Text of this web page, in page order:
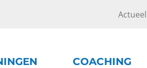
COACHING
Actueel